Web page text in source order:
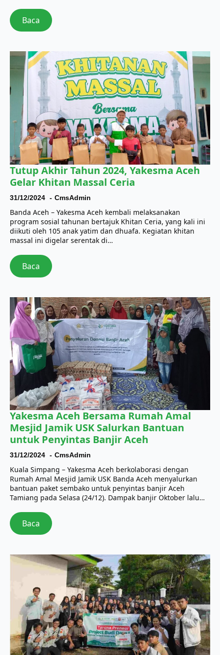
Baca
Tutup Akhir Tahun 2024, Yakesma Aceh
Gelar Khitan Massal Ceria
31/12/2024 CmsAdmin
Banda Aceh – Yakesma Aceh kembali melaksanakan
program sosial tahunan bertajuk Khitan Ceria, yang kali ini
diikuti oleh 105 anak yatim dan dhuafa. Kegiatan khitan
massal ini digelar serentak di…
Baca
Yakesma Aceh Bersama Rumah Amal
Mesjid Jamik USK Salurkan Bantuan
untuk Penyintas Banjir Aceh
31/12/2024 CmsAdmin
Kuala Simpang – Yakesma Aceh berkolaborasi dengan
Rumah Amal Mesjid Jamik USK Banda Aceh menyalurkan
bantuan paket sembako untuk penyintas banjir Aceh
Tamiang pada Selasa (24/12). Dampak banjir Oktober lalu…
Baca